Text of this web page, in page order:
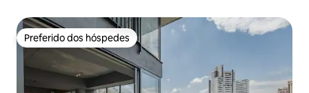
Preferido dos hóspedes
Preferido dos hóspedes